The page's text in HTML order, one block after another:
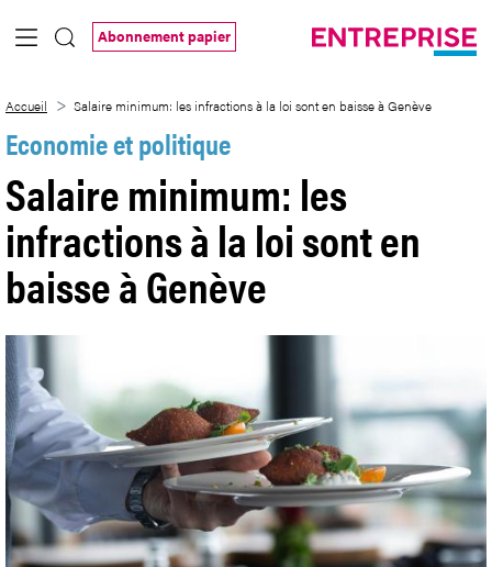
Saut au contenu principal
Abonnement papier
Accueil Salaire minimum: les infractions à la loi sont en baisse à Genève
Economie et politique
Salaire minimum: les
infractions à la loi sont en
baisse à Genève